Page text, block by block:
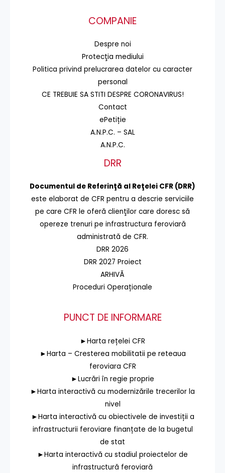
COMPANIE
Despre noi
Protecţia mediului
Politica privind prelucrarea datelor cu caracter
personal
CE TREBUIE SA STITI DESPRE CORONAVIRUS!
Contact
ePetiție
A.N.P.C. – SAL
A.N.P.C.
DRR
Documentul de Referinţă al Reţelei CFR (DRR)
este elaborat de CFR pentru a descrie serviciile
pe care CFR le oferă clienţilor care doresc să
opereze trenuri pe infrastructura feroviară
administrată de CFR.
DRR 2026
DRR 2027 Proiect
ARHIVĂ
Proceduri Operaționale
PUNCT DE INFORMARE
►Harta rețelei CFR
►Harta – Cresterea mobilitatii pe reteaua
feroviara CFR
►Lucrări în regie proprie
►Harta interactivă cu modernizările trecerilor la
nivel
►Harta interactivă cu obiectivele de investiții a
infrastructurii feroviare finanțate de la bugetul
de stat
►Harta interactivă cu stadiul proiectelor de
infrastructură feroviară